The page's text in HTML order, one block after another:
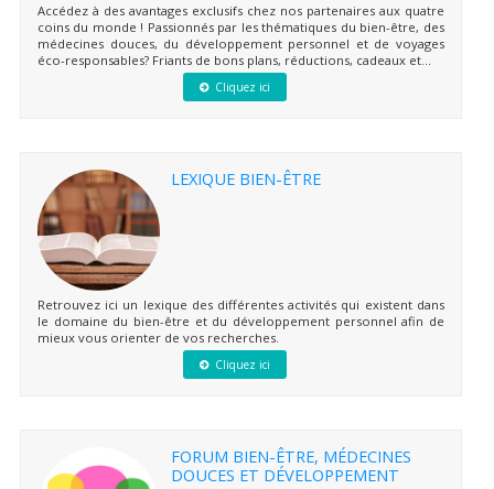
Accédez à des avantages exclusifs chez nos partenaires aux quatre
coins du monde ! Passionnés par les thématiques du bien-être, des
médecines douces, du développement personnel et de voyages
éco-responsables? Friants de bons plans, réductions, cadeaux et...
Cliquez ici
LEXIQUE BIEN-ÊTRE
Retrouvez ici un lexique des différentes activités qui existent dans
le domaine du bien-être et du développement personnel afin de
mieux vous orienter de vos recherches.
Cliquez ici
FORUM BIEN-ÊTRE, MÉDECINES
DOUCES ET DÉVELOPPEMENT